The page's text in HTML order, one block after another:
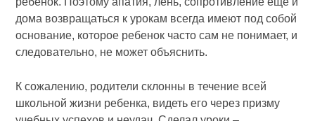
дома возвращаться к урокам всегда имеют под собой
основание, которое ребенок часто сам не понимает, и
следовательно, не может объяснить.
К сожалению, родители склонны в течение всей
школьной жизни ребенка, видеть его через призму